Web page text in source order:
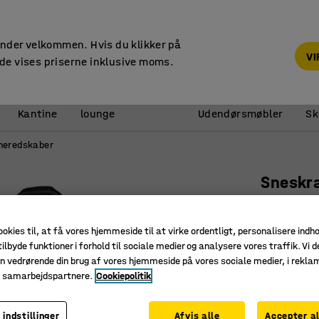
Kantine
lounge
Udendørsmøbler
Træskaft
285,-
velkommen. Hvis du klikker på
vises priserne inklusive moms.
til, at få vores hjemmeside til at virke ordentligt, personalisere
funktioner i forhold til sociale medier og analysere vores traffik. Vi
vedrørende din brug af vores hjemmeside på vores sociale medier, i
Cookiepolitik
indstillinger Afvis alle Accepter